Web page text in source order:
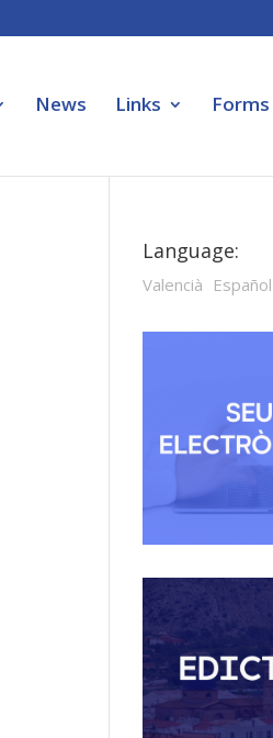
News Links Forms
Language:
Valencià Español